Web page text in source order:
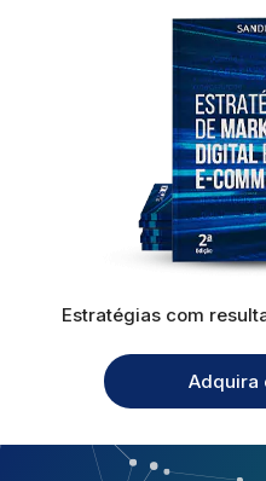
Estratégias com
Adquira